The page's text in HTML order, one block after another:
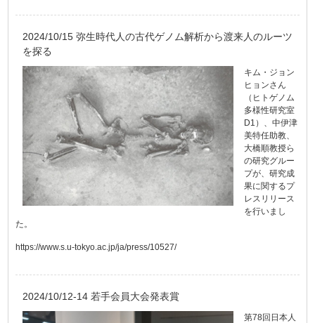
2024/10/15 弥生時代人の古代ゲノム解析から渡来人のルーツ
を探る
キム・ジョン
ヒョンさん
（ヒトゲノム
多様性研究室
D1）、中伊津
美特任助教、
大橋順教授ら
の研究グルー
プが、研究成
果に関するプ
レスリリース
を行いまし
た。
https://www.s.u-tokyo.ac.jp/ja/press/10527/
2024/10/12-14 若手会員大会発表賞
第78回日本人